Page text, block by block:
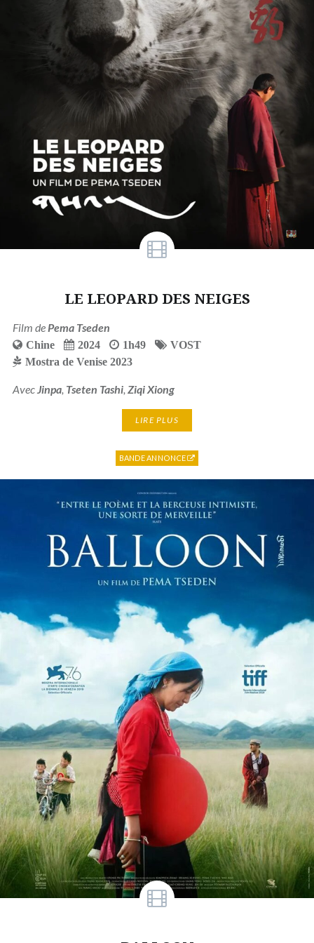
LE LEOPARD DES NEIGES
Film de Pema Tseden
Chine 2024 1h49
VOST
Mostra de Venise 2023
Avec Jinpa, Tseten Tashi, Ziqi Xiong
LIRE PLUS
BANDE ANNONCE